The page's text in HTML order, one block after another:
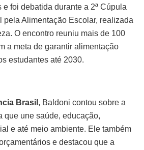
foi debatida durante a 2ª Cúpula
pela Alimentação Escolar, realizada
O encontro reuniu mais de 100
a meta de garantir alimentação
estudantes até 2030.
Brasil , Baldoni contou sobre a
que une saúde, educação,
e até meio ambiente. Ele também
e destacou que a